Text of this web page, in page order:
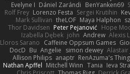
Evelyne I Dániel Zarándi BenYanken69
Rolf Frey Lorenzo Festa Sergei Krutihin
Mark Sullivan theLOF Maya Halphon
Thor Davidsen Peter Pejanović Hope
Izabella Dębek john Andrew Alexis
Lloros Sarano Caffeine Oppsum Games
DocD Bu Angelie simon dewey Alastair
Allison Philips anaptr RenAzuma's
Nathan Apffel Mitchell Winn Tania Ieva